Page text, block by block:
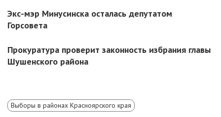
Экс-мэр Минусинска осталась депутатом
Горсовета
Прокуратура проверит законность избрания главы
Шушенского района
Выборы в районах Красноярского края